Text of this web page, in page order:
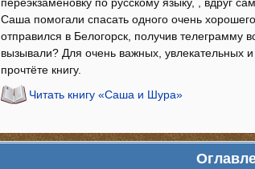
Саша помогали спасать одного очень
отправился в Белогорск, получив телеграмму
вызывали? Для очень важных, увлекательных
прочтёте книгу.
Читать книгу «Саша и Шура»